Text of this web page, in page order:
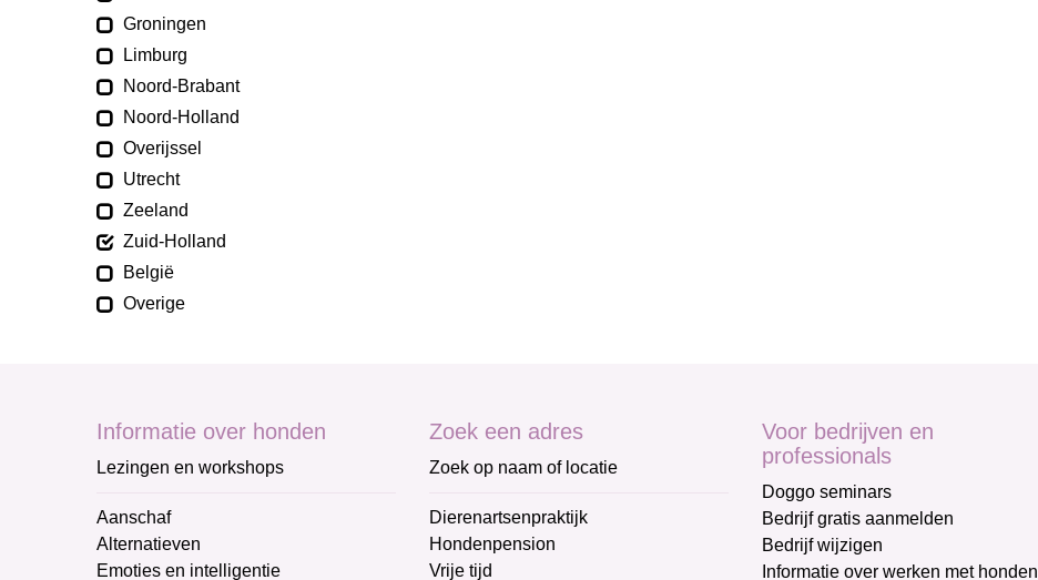
Groningen
Limburg
Noord-Brabant
Noord-Holland
Overijssel
Utrecht
Zeeland
Zuid-Holland
België
Overige
Informatie over honden
Lezingen en workshops
Aanschaf
Alternatieven
Emoties en intelligentie
Zoek een adres
Zoek op naam of locatie
Dierenartsenpraktijk
Hondenpension
Vrije tijd
Voor bedrijven en
professionals
Doggo seminars
Bedrijf gratis aanmelden
Bedrijf wijzigen
Informatie over werken met honden